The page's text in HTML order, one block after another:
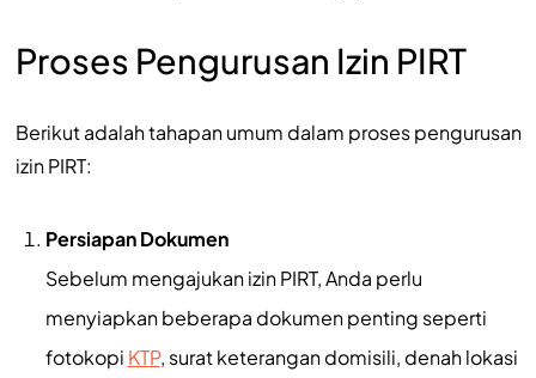
Proses Pengurusan Izin PIRT
Berikut adalah tahapan umum dalam proses pengurusan
izin PIRT:
Persiapan Dokumen
Sebelum mengajukan izin PIRT, Anda perlu
menyiapkan beberapa dokumen penting seperti
fotokopi KTP, surat keterangan domisili, denah lokasi